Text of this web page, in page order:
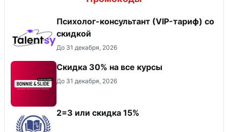
Психолог-консультант (VIP-тариф) со
скидкой
До 31 декабря, 2026
Скидка 30% на все курсы
До 31 декабря, 2026
2=3 или скидка 15%